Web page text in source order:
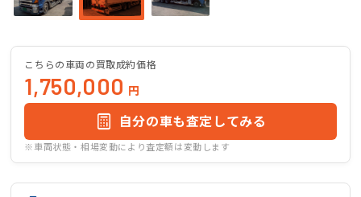
こちらの車両の買取成約価格
1,750,000 円
自分の車も査定してみる
※車両状態・相場変動により査定額は変動します